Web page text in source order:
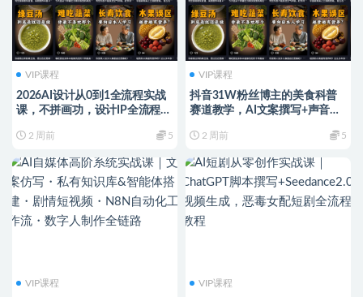
VIP课程
2026AI设计从0到1全流程实战
课，不拼画功，设计IP全流程，
商业化设计成果
2 周前 5
VIP课程
抖音31W粉丝博主的美食科普
赛道教学，AI文案撰写+声音克
家收益
2 周前 5
VIP课程 VIP课程